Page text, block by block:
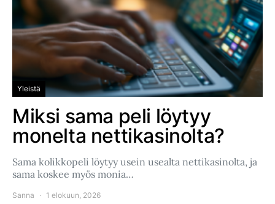
Yleistä
Miksi sama peli löytyy
monelta nettikasinolta?
Sama kolikkopeli löytyy usein usealta nettikasinolta, ja
sama koskee myös monia…
Sanna 1 elokuun, 2026